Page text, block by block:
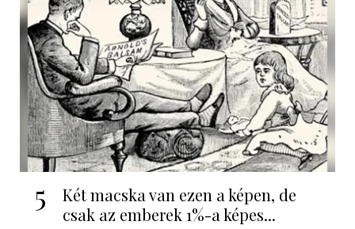
5
Két macska van ezen a képen, de
csak az emberek 1%-a képes...